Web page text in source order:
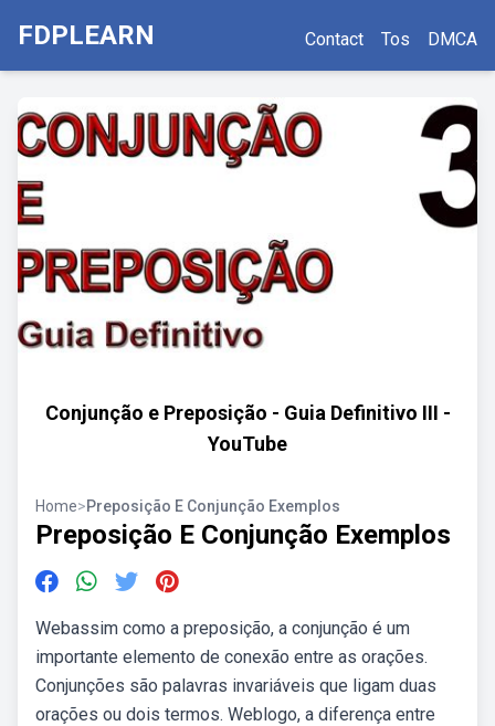
FDPLEARN Contact Tos DMCA
Conjunção e Preposição - Guia Definitivo III -
YouTube
Home>Preposição E Conjunção Exemplos
Preposição E Conjunção Exemplos
Webassim como a preposição, a conjunção é um
importante elemento de conexão entre as orações.
Conjunções são palavras invariáveis que ligam duas
orações ou dois termos. Weblogo, a diferença entre